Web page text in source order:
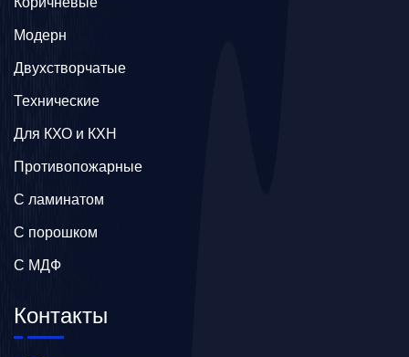
Модерн
Двухстворчатые
Технические
Для КХО и КХН
Противопожарные
С ламинатом
С порошком
С МДФ
Контакты